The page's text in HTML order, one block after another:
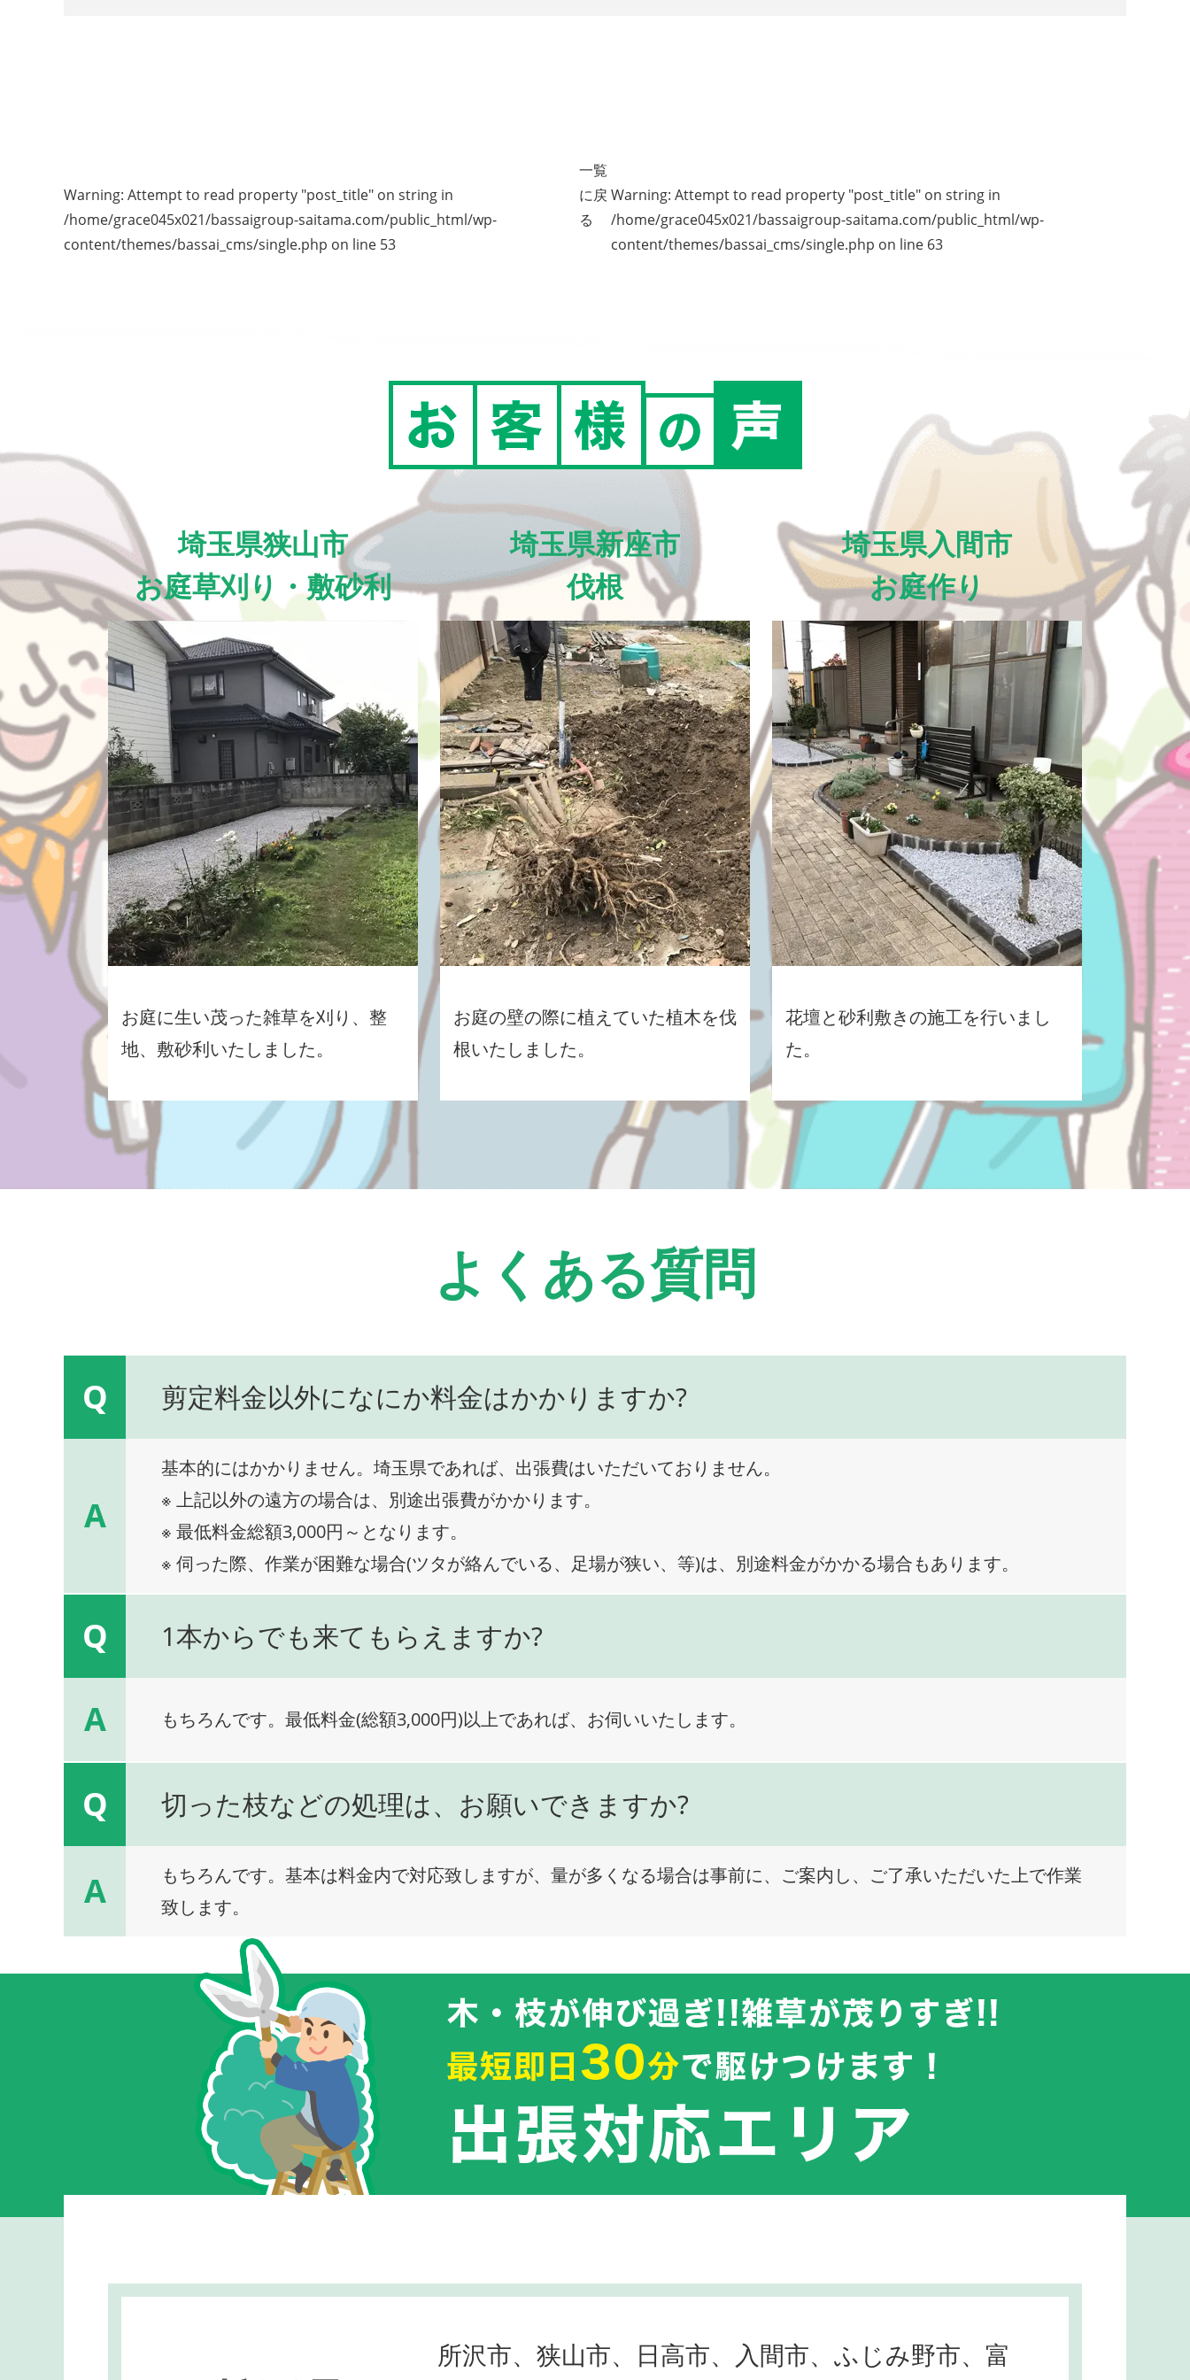
Warning: Attempt to read property "post_title" on string in
/home/grace045x021/bassaigroup-saitama.com/public_html/wp-
content/themes/bassai_cms/single.php on line 53
一覧
に戻
る
Warning: Attempt to read property "post_title" on string in
/home/grace045x021/bassaigroup-saitama.com/public_html/wp-
content/themes/bassai_cms/single.php on line 63
埼玉県狭山市
お庭草刈り・敷砂利
お庭に生い茂った雑草を刈り、整
地、敷砂利いたしました。
埼玉県新座市
伐根
お庭の壁の際に植えていた植木を伐
根いたしました。
埼玉県入間市
お庭作り
花壇と砂利敷きの施工を行いまし
た。
よくある質問
Q 剪定料金以外になにか料金はかかりますか?
A
基本的にはかかりません。埼玉県であれば、出張費はいただいておりません。
※ 上記以外の遠方の場合は、別途出張費がかかります。
※ 最低料金総額3,000円～となります。
※ 伺った際、作業が困難な場合(ツタが絡んでいる、足場が狭い、等)は、別途料金がかかる場合もあります。
Q 1本からでも来てもらえますか?
A もちろんです。最低料金(総額3,000円)以上であれば、お伺いいたします。
Q 切った枝などの処理は、お願いできますか?
A
もちろんです。基本は料金内で対応致しますが、量が多くなる場合は事前に、ご案内し、ご了承いただいた上で作業
致します。
所沢市、狭山市、日高市、入間市、ふじみ野市、富